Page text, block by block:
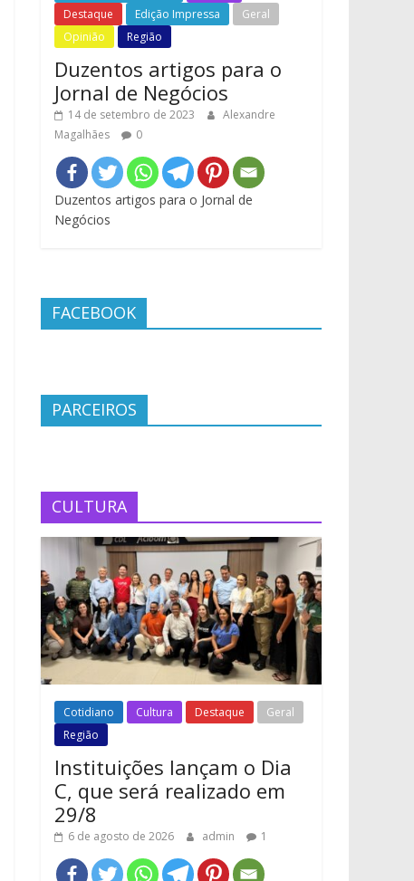
Destaque
Edição Impressa
Geral
Opinião
Região
Duzentos artigos para o
Jornal de Negócios
14 de setembro de 2023
Alexandre
Magalhães
0
Duzentos artigos para o Jornal de
Negócios
FACEBOOK
PARCEIROS
CULTURA
Cotidiano Cultura Destaque
Geral
Região
Instituições lançam o Dia
C, que será realizado em
29/8
6 de agosto de 2026 admin 1